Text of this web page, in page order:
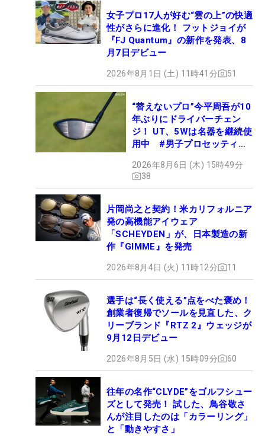
女子プロ17人が好む“雲の上”の快適
性がさらに進化！ フットジョイが
『FJ Quantum』の新作を発表、8
月7日デビュー
2026年8月1日 (土) 11時41分 51
“替えないプロ”今平周吾が10
年ぶりにドライバーチェン
ジ！ UT、5Wは名器を継続使
用中 #男子プロセッティン
2026年8月6日 (木) 15時49分
38
片岡尚之と契約！米カリフォルニア
発の高機能アイウェア
「SCHEYDEN」が、日本製造の新
作『GIMME』を発売
2026年8月4日 (火) 11時12分 11
選手は“長く使える”点をべた褒め！
創業者復帰でソールを見直した、ク
リーブランド『RTZ 2』ウェッジが
9月12日デビュー
2026年8月5日 (水) 15時09分 60
往年の名作“CLYDE”をゴルフシュー
ズとして発売！ 試した、鳥谷敬さ
んが注目したのは「カラーリング」
と「動きやすさ」